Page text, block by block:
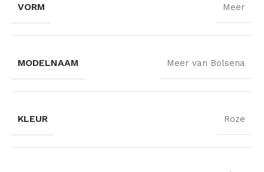
VORM Meer
MODELNAAM Meer van Bolsena
KLEUR Roze